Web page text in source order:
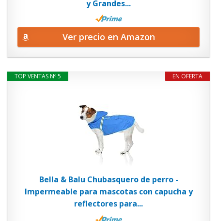
y Grandes...
Ver precio en Amazon
EN OFERTA
TOP VENTAS Nº 5
Bella & Balu Chubasquero de perro -
Impermeable para mascotas con capucha y
reflectores para...